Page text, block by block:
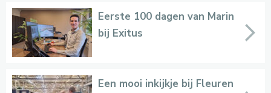
Eerste 100 dagen van Marin
bij Exitus
Een mooi inkijkje bij Fleuren